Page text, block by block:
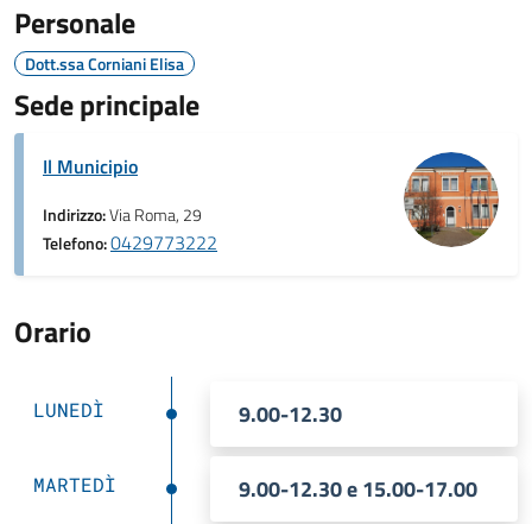
Personale
Dott.ssa Corniani Elisa
Sede principale
Il Municipio
Indirizzo:Via Roma, 29
Telefono:0429773222
Orario
LUNEDÌ 9.00-12.30
MARTEDÌ 9.00-12.30 e 15.00-17.00